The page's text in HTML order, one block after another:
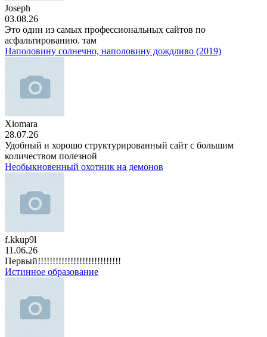
Joseph
03.08.26
Это один из самых профессиональных сайтов по
асфальтированию. там
Наполовину солнечно, наполовину дождливо (2019)
Xiomara
28.07.26
Удобный и хорошо структурированный сайт с большим
количеством полезной
Необыкновенный охотник на демонов
f.kkup9l
11.06.26
Первый!!!!!!!!!!!!!!!!!!!!!!!!!!!!
Истинное образование